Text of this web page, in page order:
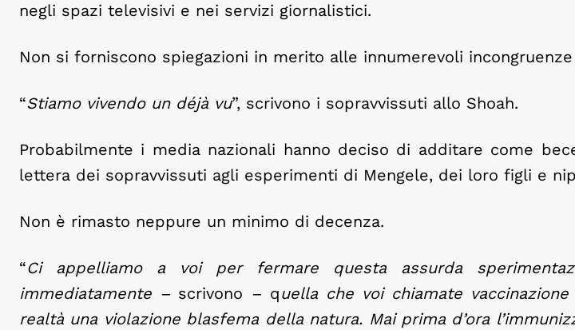
negli spazi televisivi e nei servizi giornalistici.
Non si forniscono spiegazioni in merito alle innumerevoli
“Stiamo vivendo un déjà vu”, scrivono i sopravvissuti allo Shoah.
Probabilmente i media nazionali hanno deciso di additare come
lettera dei sopravvissuti agli esperimenti di Mengele, dei loro figli e
Non è rimasto neppure un minimo di decenza.
“Ci appelliamo a voi per fermare questa assurda
immediatamente – scrivono – quella che voi chiamate
realtà una violazione blasfema della natura. Mai prima d’ora